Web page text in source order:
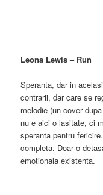
Leona Lewis – Run
Speranta, dar in
contrarii, dar care se
melodie (un cover
nu e aici o lasitate, ci
speranta pentru
completa. Doar o
emotionala existenta.